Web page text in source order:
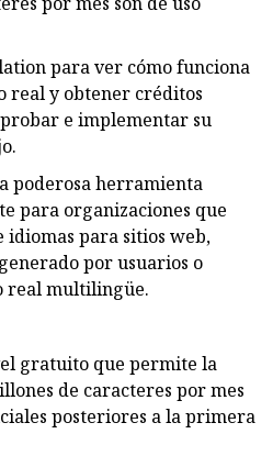
para ver cómo funciona
real y obtener créditos
e implementar su
poderosa herramienta
para organizaciones que
para sitios web,
por usuarios o
real multilingüe.
gratuito que permite la
de caracteres por mes
posteriores a la primera